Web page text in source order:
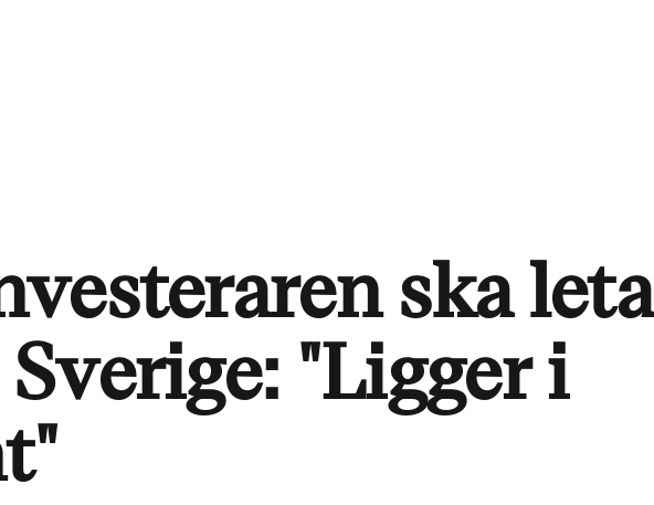
ska leta
"Ligger i